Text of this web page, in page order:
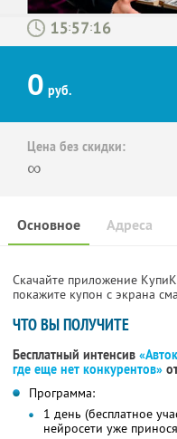
: :
0 руб.
Цена без скидки:
∞
Основное Адреса
Скачайте приложение
покажите купон с экрана
ЧТО ВЫ ПОЛУЧИТЕ
Бесплатный интенсив
где еще нет конкурентов»
Программа:
1 день (бесплатное
нейросети уже